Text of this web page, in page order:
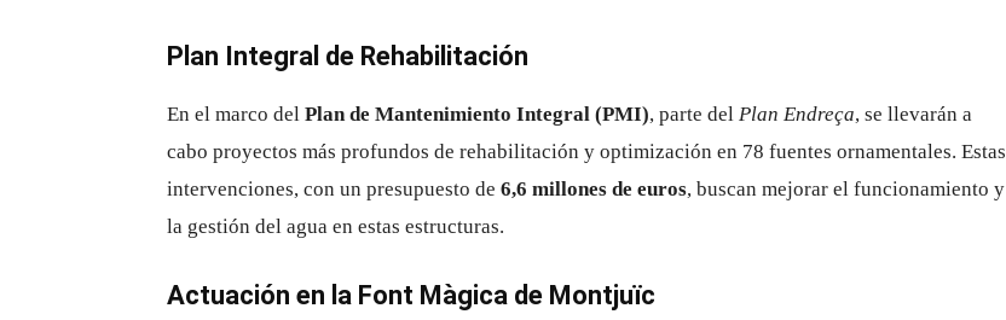
Plan Integral de Rehabilitación
En el marco del Plan de Mantenimiento Integral (PMI), parte del Plan Endreça, se llevarán a
cabo proyectos más profundos de rehabilitación y optimización en 78 fuentes ornamentales. Estas
intervenciones, con un presupuesto de 6,6 millones de euros, buscan mejorar el funcionamiento y
la gestión del agua en estas estructuras.
Actuación en la Font Màgica de Montjuïc